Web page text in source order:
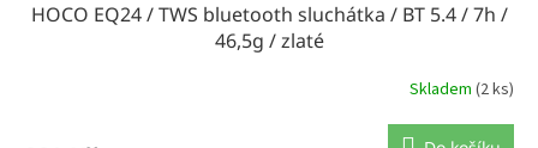
HOCO EQ24 / TWS bluetooth sluchátka / BT 5.4 / 7h /
46,5g / zlaté
Skladem (2 ks)